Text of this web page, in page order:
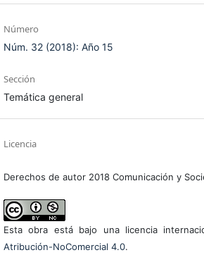
Número
Núm. 32 (2018): Año 15
Sección
Temática general
Licencia
Derechos de autor 2018 Comunicación y
Esta obra está bajo una licencia
Atribución-NoComercial 4.0.